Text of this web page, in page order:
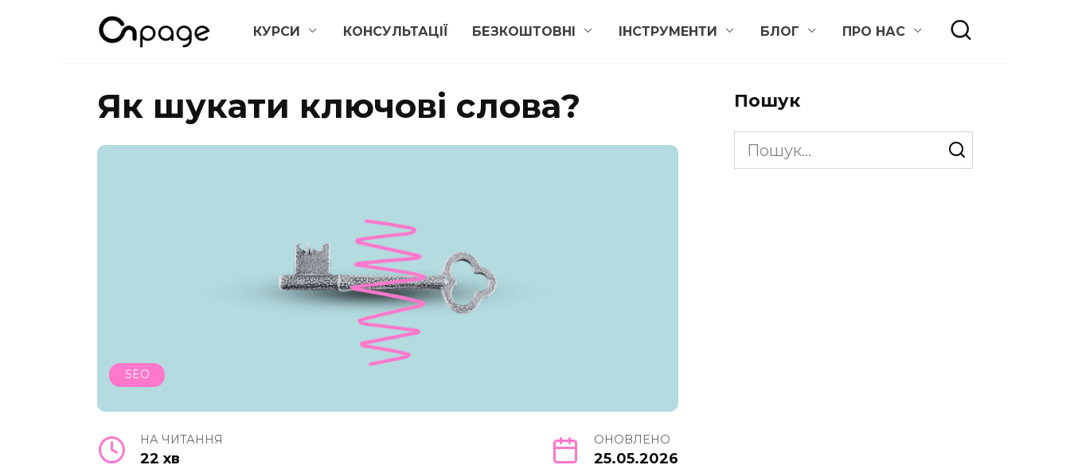
КУРСИ КОНСУЛЬТАЦІЇ БЕЗКОШТОВНІ ІНСТРУМЕНТИ БЛОГ ПРО НАС
Як шукати ключові слова?
SEO
НА ЧИТАННЯ
22 хв
ОНОВЛЕНО
25.05.2026
Пошук
Search
for: